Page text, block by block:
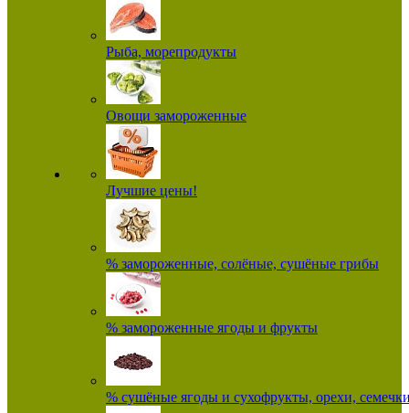
Рыба, морепродукты
Овощи замороженные
Лучшие цены!
% замороженные, солёные, сушёные грибы
% замороженные ягоды и фрукты
% сушёные ягоды и сухофрукты, орехи,